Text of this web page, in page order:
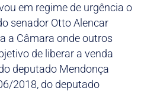
em regime de urgência o
senador Otto Alencar
a Câmara onde outros
de liberar a venda
deputado Mendonça
2018, do deputado